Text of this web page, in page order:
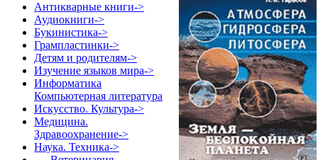
Антикварные книги->
Аудиокниги->
Букинистика->
Грампластинки->
Детям и родителям->
Изучение языков мира->
Информатика
Компьютерная литература
Искусство. Культура->
Медицина.
Здравоохранение->
Наука. Техника->